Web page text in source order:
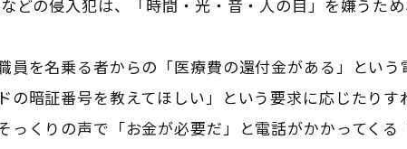
どの侵入犯は、「時間・光・音・人の目」を嫌うた
員を名乗る者からの「医療費の還付金がある」という
の暗証番号を教えてほしい」という要求に応じたり
っくりの声で「お金が必要だ」と電話がかかってく